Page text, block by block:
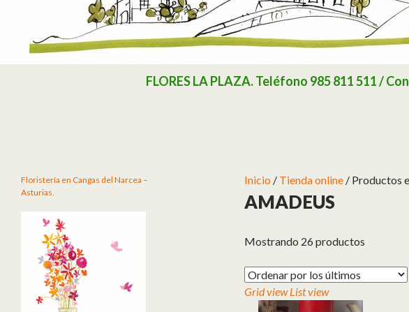
FLORES LA PLAZA. Teléfono 985 811 511 /
Inicio / Tienda online / Productos
AMADEUS
Mostrando 26 productos
Grid view List view
Floristería en Cangas del Narcea –
Asturias.